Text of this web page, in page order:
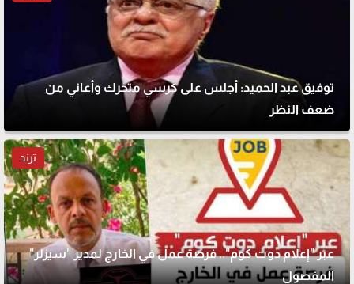
توفيق عبد الحميد: أجلس على كرسي متحرك وأعاني من
ضعف النظر
ترند
عبر "إعلام دوت كوم".. فرصة عمل في الخارج لمدير "سيزلر"
المفصول